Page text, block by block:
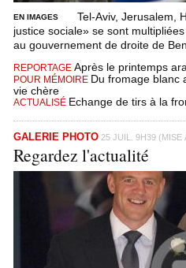
EN IMAGES
Tel-Aviv, Jerusalem,
justice sociale» se sont
au gouvernement de droite de
REPORTAGE Après le printemps
POUR MÉMOIRE Du fromage blanc
vie chère
ACTUALISÉ Echange de tirs à la
GALERIE PHOTO 25 JUIL. 9H39 (MISE
Regardez l'actualité